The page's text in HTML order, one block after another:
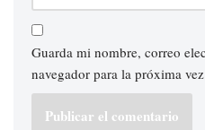
Guarda mi nombre, correo
navegador para la próxima